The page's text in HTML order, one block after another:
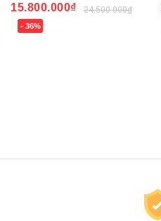
15.800.000₫ 24.500.000₫
- 36%